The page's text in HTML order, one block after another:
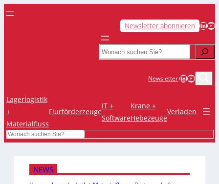
Newsletter abonnieren LinkedIn YouTube
Search
NewsletterLinkedIn
Lagerlogistik
+
Materialfluss
Flurförderzeuge
IT +
Software
Krane +
Hebezeuge
Verladen
Search
NEWS